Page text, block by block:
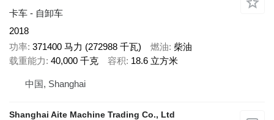
卡车 - 自卸车
2018
功率 371400 马力 (272988 千瓦) 燃油 柴油
载重能力 40,000 千克 容积 18.6 立方米
中国, Shanghai
Shanghai Aite Machine Trading Co., Ltd